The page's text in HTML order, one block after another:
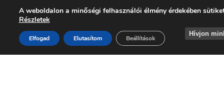
Gyors ügyintézés– minden gördülékenyen,
Lomtalanítás
A weboldalon a minőségi felhasználói élmény érdekében
Részletek
Elfogad Elutasítom Beállítások
Hívjon